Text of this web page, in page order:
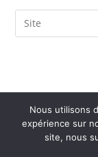
Nous utilisons
expérience sur
site, nous